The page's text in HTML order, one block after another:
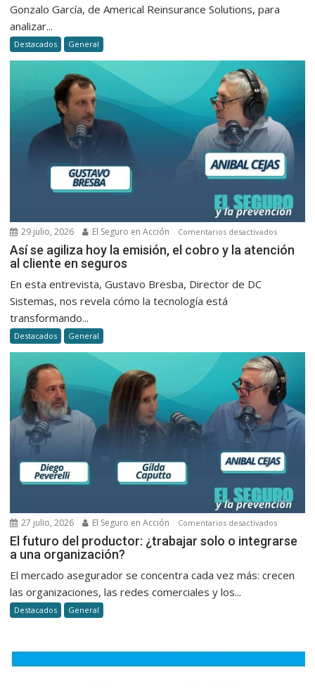
de
Gonzalo García, de Americal Reinsurance Solutions, para
analizar...
Destacados General
29 julio, 2026 El Seguro en Acción Comentarios desactivadosen
Así
cobro
y
la
atención
al
cliente
seguros
Así se agiliza hoy la emisión, el cobro y la atención
al cliente en seguros
En esta entrevista, Gustavo Bresba, Director de DC
Sistemas, nos revela cómo la tecnología está
transformando...
Destacados General
27 julio, 2026 El Seguro en Acción Comentarios desactivadosen
El
El futuro del productor: ¿trabajar solo o integrarse
a una organización?
El mercado asegurador se concentra cada vez más: crecen
las organizaciones, las redes comerciales y los...
Destacados General